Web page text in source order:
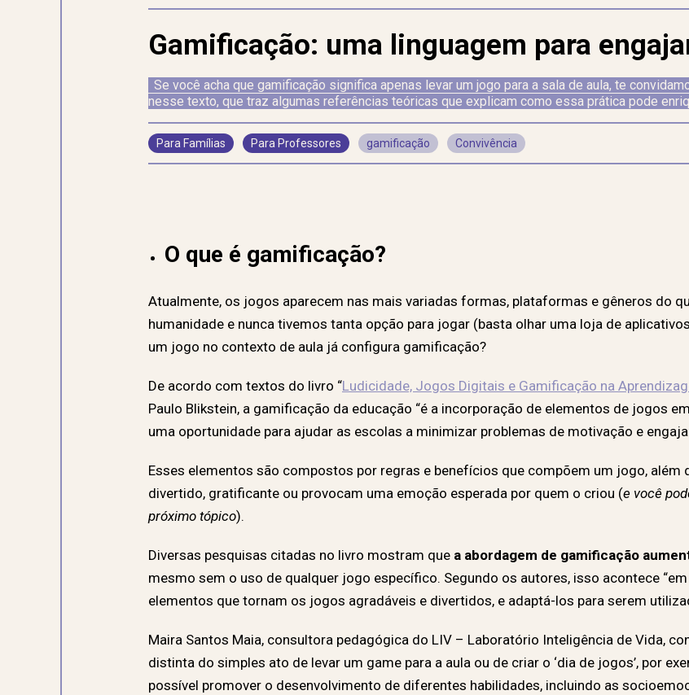
Gamificação: uma linguagem para
Se você acha que gamificação significa apenas levar um jogo para a sala de aula, te
nesse texto, que traz algumas referências teóricas que explicam como essa prática pode
Para Famílias Para Professores gamificação Convivência
O que é gamificação?
Atualmente, os jogos aparecem nas mais variadas formas, plataformas e gêneros do
humanidade e nunca tivemos tanta opção para jogar (basta olhar uma loja de
um jogo no contexto de aula já configura gamificação?
De acordo com textos do livro “Ludicidade, Jogos Digitais e Gamificação na
Paulo Blikstein, a gamificação da educação “é a incorporação de elementos de jogos
uma oportunidade para ajudar as escolas a minimizar problemas de motivação e
Esses elementos são compostos por regras e benefícios que compõem um jogo,
divertido, gratificante ou provocam uma emoção esperada por quem o criou (e você
próximo tópico).
Diversas pesquisas citadas no livro mostram que a abordagem de gamificação
mesmo sem o uso de qualquer jogo específico. Segundo os autores, isso acontece
elementos que tornam os jogos agradáveis e divertidos, e adaptá-los para serem
Maira Santos Maia, consultora pedagógica do LIV – Laboratório Inteligência de Vida,
distinta do simples ato de levar um game para a aula ou de criar o ‘dia de jogos’, por
possível promover o desenvolvimento de diferentes habilidades, incluindo as